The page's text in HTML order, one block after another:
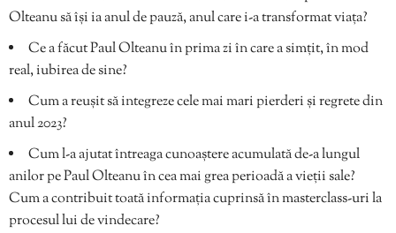
Olteanu să își ia anul de pauză, anul care i-a transformat viața?
Ce a făcut Paul Olteanu în prima zi în care a simțit, în mod
real, iubirea de sine?
Cum a reușit să integreze cele mai mari pierderi și regrete din
anul 2023?
Cum l-a ajutat întreaga cunoaștere acumulată de-a lungul
anilor pe Paul Olteanu în cea mai grea perioadă a vieții sale?
Cum a contribuit toată informația cuprinsă în masterclass-uri la
procesul lui de vindecare?